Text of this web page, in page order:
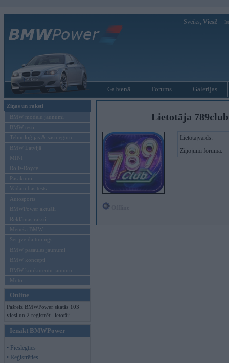
Sveiks, Viesi!
Galvenā Forums Galerijas
Ziņas un raksti
BMW modeļu jaunumi
BMW testi
Tehnoloģijas & sasniegumi
BMW Latvijā
MINI
Rolls-Royce
Pasākumi
Vadāmības tests
Autosports
BMWPower aktuāli
Reklāmas raksti
Mēneša BMW
Sērijveida tūnings
BMW pasaules jaunumi
BMW koncepti
BMW konkurentu jaunumi
Moto
Online
Pašreiz BMWPower skatās 103
viesi un 2 reģistrēti lietotāji.
Ienākt BMWPower
• Pieslēgties
• Reģistrēties
Lietotāja
Lietotājvārds:
Ziņojumi forumā: